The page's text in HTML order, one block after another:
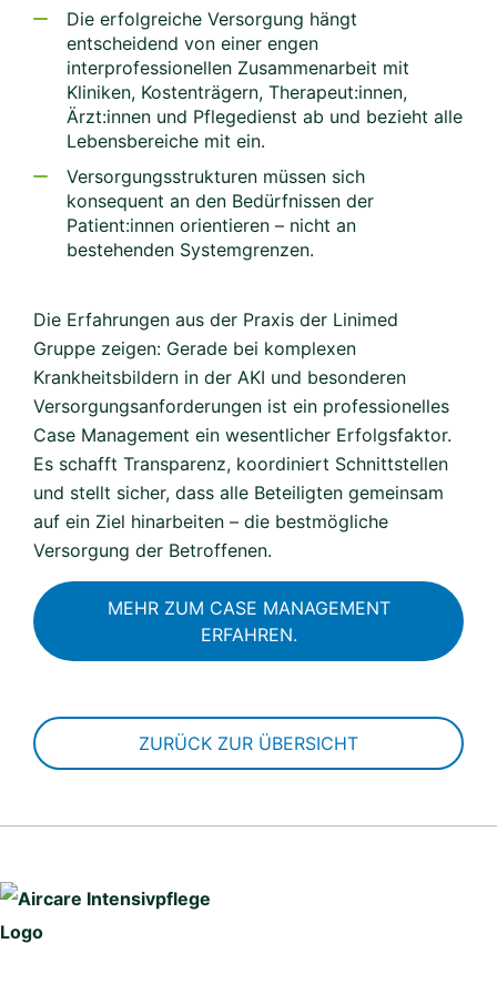
Die erfolgreiche Versorgung hängt
entscheidend von einer engen
interprofessionellen Zusammenarbeit mit
Kliniken, Kostenträgern, Therapeut:innen,
Ärzt:innen und Pflegedienst ab und bezieht alle
Lebensbereiche mit ein.
Versorgungsstrukturen müssen sich
konsequent an den Bedürfnissen der
Patient:innen orientieren – nicht an
bestehenden Systemgrenzen.
Die Erfahrungen aus der Praxis der Linimed
Gruppe zeigen: Gerade bei komplexen
Krankheitsbildern in der AKI und besonderen
Versorgungsanforderungen ist ein professionelles
Case Management ein wesentlicher Erfolgsfaktor.
Es schafft Transparenz, koordiniert Schnittstellen
und stellt sicher, dass alle Beteiligten gemeinsam
auf ein Ziel hinarbeiten – die bestmögliche
Versorgung der Betroffenen.
MEHR ZUM CASE MANAGEMENT
ERFAHREN.
ZURÜCK ZUR ÜBERSICHT